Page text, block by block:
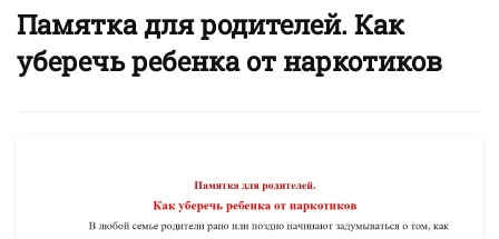
Памятка для родителей. Как
уберечь ребенка от наркотиков